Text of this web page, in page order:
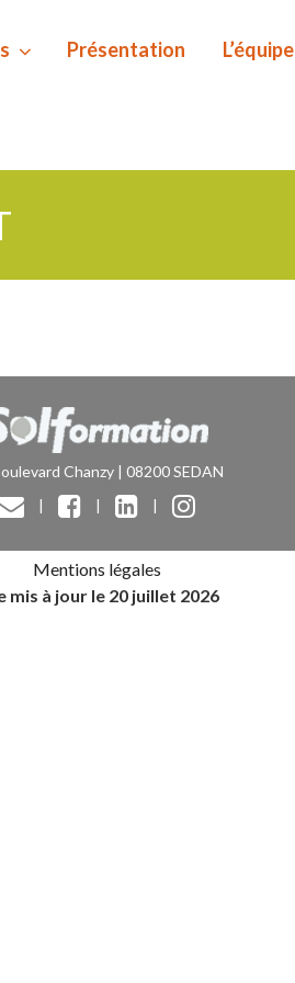
Présentation L’équipe
Chanzy | 08200 SEDAN
|
| |
Mentions légales
mis à jour le 20 juillet 2026